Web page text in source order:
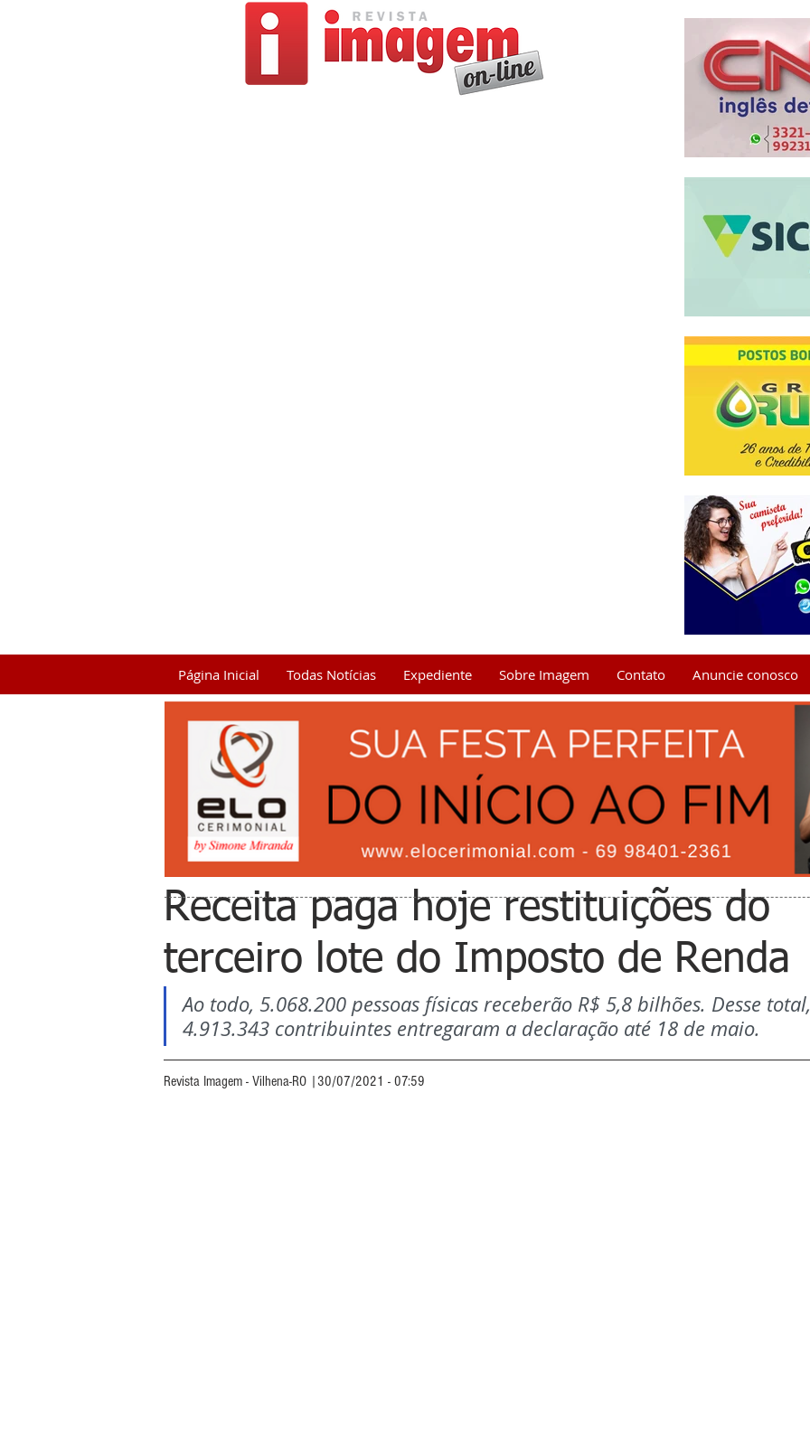
Página Inicial Todas Notícias Expediente Sobre Imagem Contato Anuncie conosco
Receita paga hoje restituições do
terceiro lote do Imposto de Renda
Ao todo, 5.068.200 pessoas físicas receberão R$ 5,8 bilhões. Desse
4.913.343 contribuintes entregaram a declaração até 18 de maio.
Revista Imagem - Vilhena-RO |30/07/2021 - 07:59